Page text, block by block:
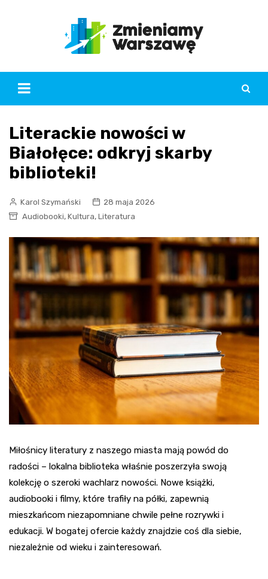
Literackie nowości w
Białołęce: odkryj skarby
biblioteki!
Karol Szymański
28 maja 2026
Audiobooki, Kultura, Literatura
Miłośnicy literatury z naszego miasta mają powód do
radości – lokalna biblioteka właśnie poszerzyła swoją
kolekcję o szeroki wachlarz nowości. Nowe książki,
audiobooki i filmy, które trafiły na półki, zapewnią
mieszkańcom niezapomniane chwile pełne rozrywki i
edukacji. W bogatej ofercie każdy znajdzie coś dla siebie,
niezależnie od wieku i zainteresowań.